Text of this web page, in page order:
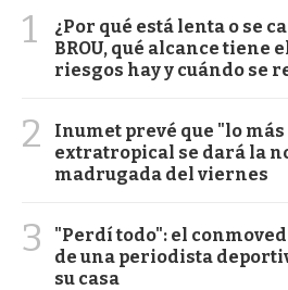
1
¿Por qué está lenta o se
BROU, qué alcance tiene
riesgos hay y cuándo se
2
Inumet prevé que "lo
extratropical se dará la
madrugada del viernes
3
"Perdí todo": el
de una periodista
su casa